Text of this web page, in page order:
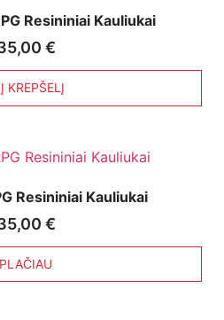
Resininiai Kauliukai
€
Į KREPŠELĮ
Resininiai Kauliukai
€
PLAČIAU